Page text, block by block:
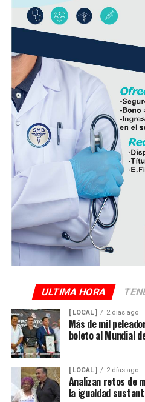
del huevo antes de
producto nacional, al
frescura y calidad, además
miles de familias dedicadas a
Finalmente, destacó que
operan ocho empresas
granjas avícolas, las cuales
fuente de empleo y desarrollo
comunidades rurales de
ULTIMA HORA
[ LOCAL ] 2 días ago
Más de mil
boleto al Mundial
[ LOCAL ] 2 días ago
Analizan retos de
la igualdad